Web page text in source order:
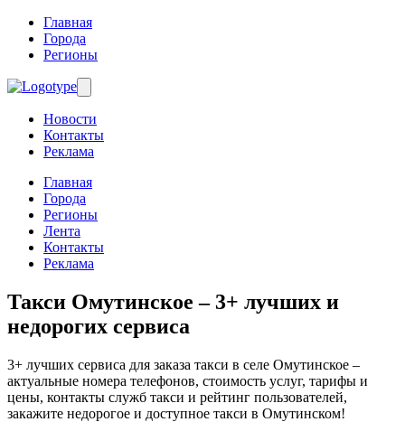
Главная
Города
Регионы
Новости
Контакты
Реклама
Главная
Города
Регионы
Лента
Контакты
Реклама
Такси Омутинское – 3+ лучших и
недорогих сервиса
3+ лучших сервиса для заказа такси в селе Омутинское –
актуальные номера телефонов, стоимость услуг, тарифы и
цены, контакты служб такси и рейтинг пользователей,
закажите недорогое и доступное такси в Омутинском!